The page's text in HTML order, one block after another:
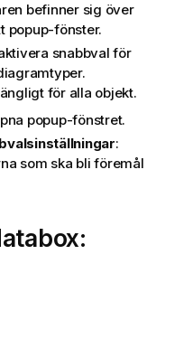
befinner sig över
popup-fönster.
snabbval för
för alla objekt.
popup-fönstret.
:
som ska bli föremål